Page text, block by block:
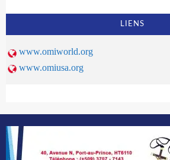
LIENS
www.omiworld.org
www.omiusa.org